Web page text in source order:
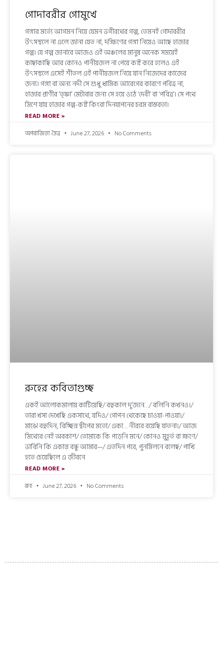
গোদাবরীর গোমুখে
গঙ্গার মর্ত্যে আগমন নিয়ে যেমন ভগীরথের গল্প, তেমনই গোদাবরীর
উৎসস্থলে না এলে জানা যেত না, দক্ষিণের গঙ্গা নিয়েও আছে হাজার
গল্প। যে গল্প জানাবে আজও এই অঞ্চলের মানুষ অনেক সময়েই
কাছাকাছি আর কোনও পানীয়জল না পেয়ে কষ্ট করে হলেও এই
উৎসস্থলে এসেই শীতল এই পানীয়জল নিয়ে যান নিজেদের কাজের
জন্য। গঙ্গা বা অন্য নদী সে শুধু ধার্মিক আবেগের কারণে পবিত্র না,
হাজার প্রাণীর ‘তৃষ্ণা’ মেটাবার জন্য সে হয়ে ওঠে ‘দেবী’ বা ‘পবিত্র’। সে পথে
মিশে যায় হাজার গল্প-কষ্ট কিংবা দিনযাপনের চরম বাস্তবতা।
READ MORE »
অপরাজিতা মৈত্র
June 27, 2026 No Comments
রুহের কবিতাগুচ্ছ
একই আলোকমালায় কাটিয়েছি/ বহুকাল দু’জনে…/ বলিনি কখনও।/
তারা খসা দেখেছি একসাথে, যদিও/ গোপন থেকেছে চাওয়া-পাওয়া।/
মাঝে বহুদিন, বিচ্ছিন্ন দ্বীপের মতো/ একা… নীরবে বয়েছি যাতনা।/ আজ
মিথ্যের নেই অবকাশ/ তোমাকে কি পড়েনি মনে/ কোনও মুহূর্ত বা ক্ষণে/
ভাবিনি কি একান্ত বন্ধু আমার—/ এতদিন পরে, পুনর্মিলনে বলেছ/ পাখি
হতে চেয়েছিলে এ জীবনে
READ MORE »
রুহ
June 27, 2026 No Comments